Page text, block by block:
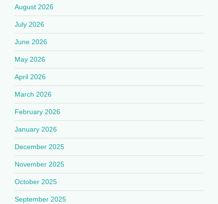
August 2026
July 2026
June 2026
May 2026
April 2026
March 2026
February 2026
January 2026
December 2025
November 2025
October 2025
September 2025